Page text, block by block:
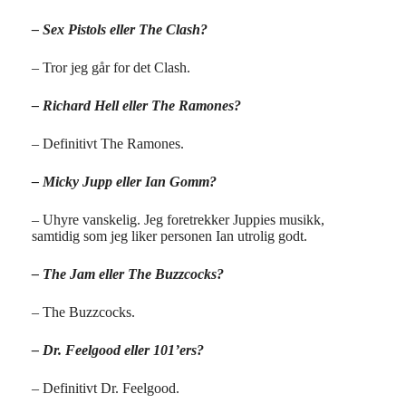
– Sex Pistols eller The Clash?
– Tror jeg går for det Clash.
– Richard Hell eller The Ramones?
– Definitivt The Ramones.
– Micky Jupp eller Ian Gomm?
– Uhyre vanskelig. Jeg foretrekker Juppies musikk,
samtidig som jeg liker personen Ian utrolig godt.
– The Jam eller The Buzzcocks?
– The Buzzcocks.
– Dr. Feelgood eller 101’ers?
– Definitivt Dr. Feelgood.